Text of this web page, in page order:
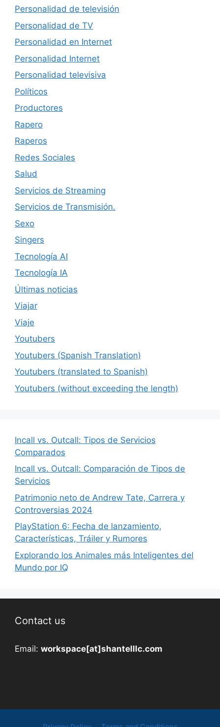
Personalidad de televisión
Personalidad de TV
Personalidad en Internet
Personalidad Internet
Personalidad televisiva
Políticos
Productores
Rapero
Raperos
Redes Sociales
Salud
Servicios de Streaming
Servicios de Transmisión.
Sexo
Singers
Tecnología AI
Tecnología IA
Últimas noticias
Viajar
Viaje
Youtubers
Youtubers (Spanish Translation)
Youtubers (translated to Spanish)
Youtubers (without exceeding the length)
Incall vs. Outcall: Tipos de Servicios
Comparados
Incall vs. Outcall: Comparación de Tipos de
Servicios
Patrimonio neto de Andrew Tate, Carrera y
Controversias 2024
PlayStation 6: Fecha de lanzamiento,
Características, Tráiler y Rumores
Explorando los Animales más Inteligentes del
Mundo por IQ
Contact us
Email: workspace[at]shantelllc.com